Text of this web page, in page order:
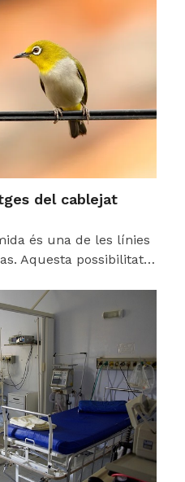
del cablejat
és una de les línies
Aquesta possibilitat…